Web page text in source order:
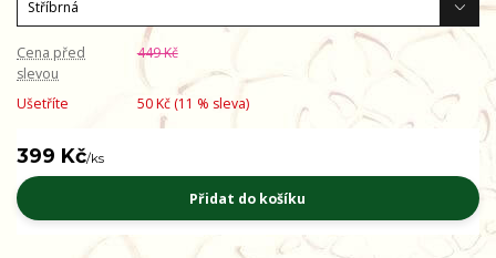
Cena před
slevou
449 Kč
Ušetříte 50 Kč (11 % sleva)
399 Kč/ks
Přidat do košíku